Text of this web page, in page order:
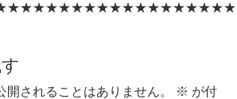
開されることはありません。 ※ が付